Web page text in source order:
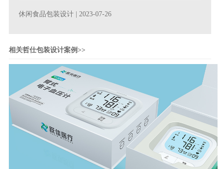
休闲食品包装设计 | 2023-07-26
相关哲仕包装设计案例>>